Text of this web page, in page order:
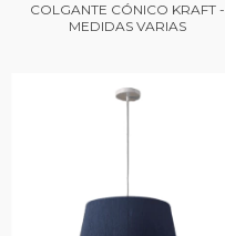
COLGANTE CÓNICO KRAFT -
MEDIDAS VARIAS